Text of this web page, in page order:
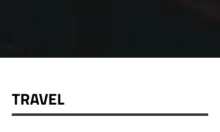
TRAVEL